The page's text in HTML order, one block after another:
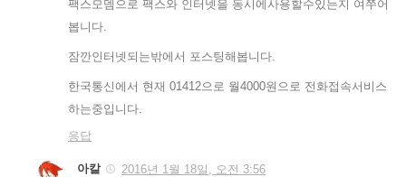
팩스모뎀으로 팩스와 인터넷을 동시에사용할수있는지 여쭈어
봅니다.
잠깐인터넷되는밖에서 포스팅해봅니다.
한국통신에서 현재 01412으로 월4000원으로 전화접속서비스
하는중입니다.
응답
아칼
2016년 1월 18일, 오전 3:56